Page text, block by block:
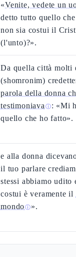
«Venite, vedete un
detto tutto quello
non sia costui il
(l'unto)?».
Da quella città molti
(shomronim)
parola della donna
testimoniava ⓘ: «Mi
quello che ho fatto».
e alla donna
il tuo parlare
stessi abbiamo udito
costui è veramente il
mondoⓘ».